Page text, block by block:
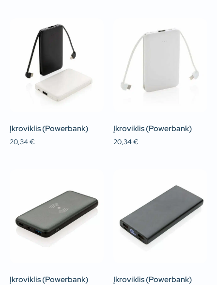
Įkroviklis (Powerbank)
20,34€
Įkroviklis (Powerbank)
20,34€
Įkroviklis (Powerbank) Įkroviklis (Powerbank)